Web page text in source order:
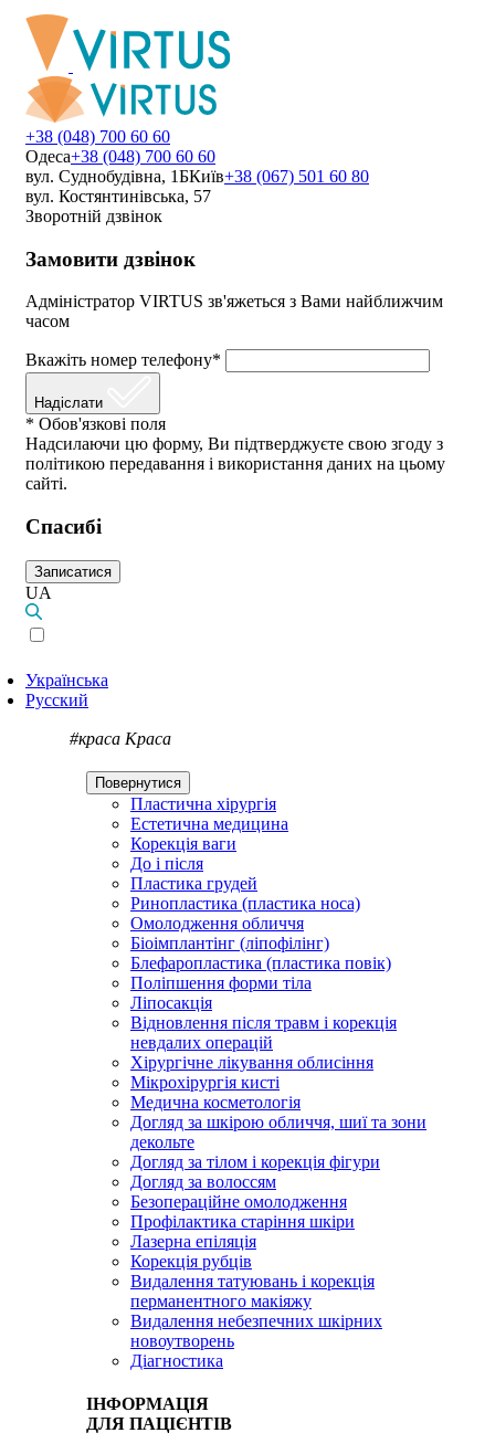
+38 (048) 700 60 60
Одеса+38 (048) 700 60 60
вул. Суднобудівна, 1БКиїв+38 (067) 501 60 80
вул. Костянтинівська, 57
Зворотній дзвінок
Замовити дзвінок
Адміністратор VIRTUS зв'яжеться з Вами найближчим
часом
Вкажіть номер телефону*
Надіслати
* Обов'язкові поля
Надсилаючи цю форму, Ви підтверджуєте свою згоду з
політикою передавання і використання даних на цьому
сайті.
Спасибі
Записатися
UA
Українська
Русский
#краса Краса
Повернутися
Пластична хірургія
Естетична медицина
Корекція ваги
До і після
Пластика грудей
Ринопластика (пластика носа)
Омолодження обличчя
Біоімплантінг (ліпофілінг)
Блефаропластика (пластика повік)
Поліпшення форми тіла
Ліпосакція
Відновлення після травм і корекція
невдалих операцій
Хірургічне лікування облисіння
Мікрохірургія кисті
Медична косметологія
Догляд за шкірою обличчя, шиї та зони
декольте
Догляд за тілом і корекція фігури
Догляд за волоссям
Безопераційне омолодження
Профілактика старіння шкіри
Лазерна епіляція
Корекція рубців
Видалення татуювань і корекція
перманентного макіяжу
Видалення небезпечних шкірних
новоутворень
Діагностика
ІНФОРМАЦІЯ
ДЛЯ ПАЦІЄНТІВ